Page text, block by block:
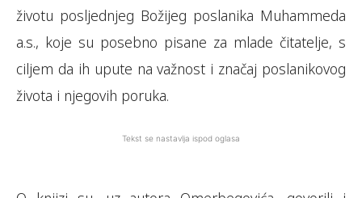
životu posljednjeg Božijeg poslanika Muhammeda
a.s., koje su posebno pisane za mlade čitatelje, s
ciljem da ih upute na važnost i značaj poslanikovog
života i njegovih poruka.
Tekst se nastavlja ispod oglasa